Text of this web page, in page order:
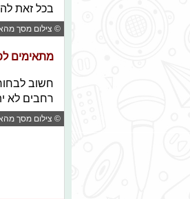
בכל זאת
© צילום מסך
מתאימים
חשוב
רחבים לא
© צילום מסך